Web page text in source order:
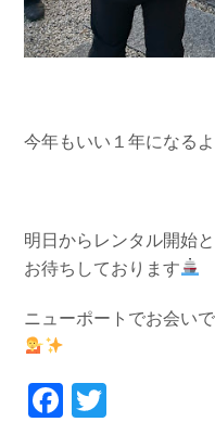
今年もいい１年になる
明日からレンタル開始
お待ちしております
ニューポートでお会い
Facebook